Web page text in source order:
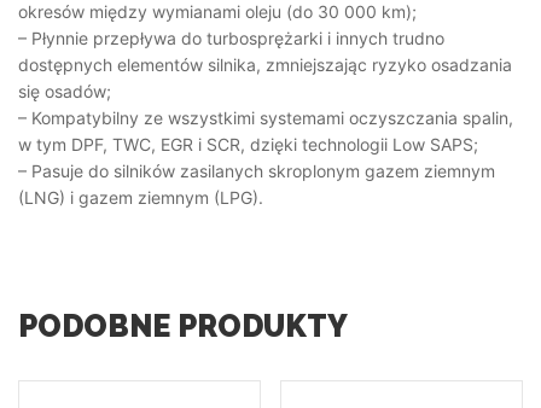
okresów między wymianami oleju (do 30 000 km);
– Płynnie przepływa do turbosprężarki i innych trudno
dostępnych elementów silnika, zmniejszając ryzyko osadzania
się osadów;
– Kompatybilny ze wszystkimi systemami oczyszczania spalin,
w tym DPF, TWC, EGR i SCR, dzięki technologii Low SAPS;
– Pasuje do silników zasilanych skroplonym gazem ziemnym
(LNG) i gazem ziemnym (LPG).
PODOBNE PRODUKTY